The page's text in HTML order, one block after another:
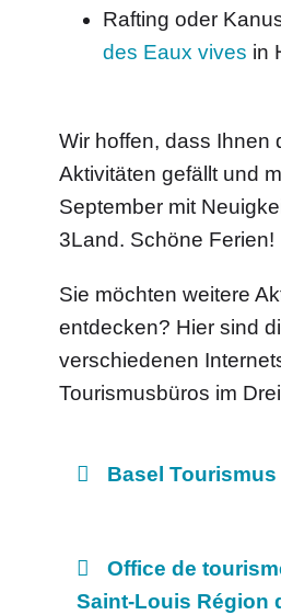
Rafting oder
des Eaux vives in
Wir hoffen, dass Ihnen
Aktivitäten gefällt und
September mit
3Land. Schöne Ferien!
Sie möchten weitere
entdecken? Hier sind
verschiedenen
Tourismusbüros im
Basel Tourismus
Office de
Saint-Louis Région